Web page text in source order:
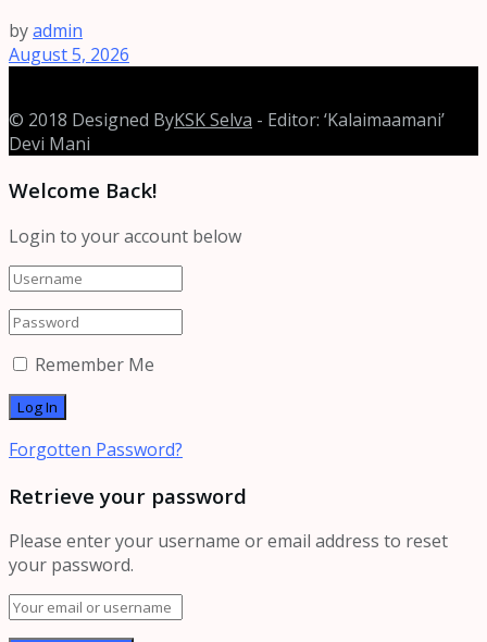
byadmin
August 5, 2026
© 2018 Designed ByKSK Selva - Editor: ‘Kalaimaamani’
Devi Mani
Welcome Back!
Login to your account below
Remember Me
Forgotten Password?
Retrieve your password
Please enter your username or email address to reset
your password.